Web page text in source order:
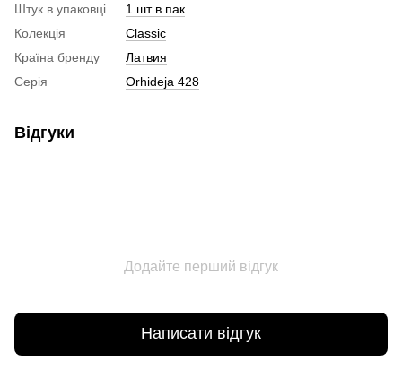
Штук в упаковці
1 шт в пак
Колекція
Classic
Країна бренду
Латвия
Серія
Orhideja 428
Відгуки
Додайте перший відгук
Написати відгук